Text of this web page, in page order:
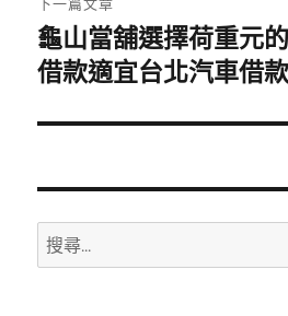
下
一
文
龜山當舖選擇荷重元
借款適宜台北汽車借款
搜
尋